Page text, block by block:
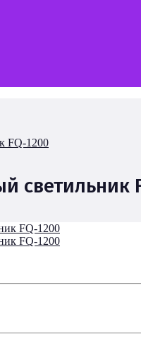
FQ-1200
светильник